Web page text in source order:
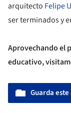
arquitecto Felipe
ser terminados y
Aprovechando el
educativo,
Guarda